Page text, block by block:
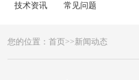
技术资讯 常见问题
您的位置：首页>>新闻动态